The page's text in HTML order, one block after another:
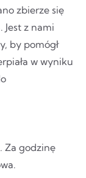
zbierze się
Jest z nami
by pomógł
w wyniku
Za godzinę